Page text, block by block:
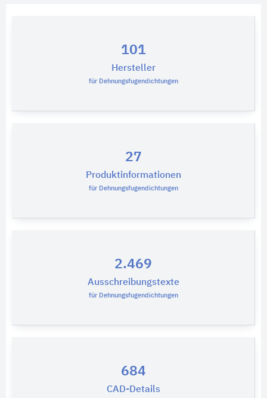
101
Hersteller
für Dehnungsfugendichtungen
27
Produktinformationen
für Dehnungsfugendichtungen
2.469
Ausschreibungstexte
für Dehnungsfugendichtungen
684
CAD-Details